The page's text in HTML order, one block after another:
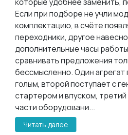
Если при подборе не учли
комплектацию, в счёте
переходники, другое
дополнительные часы
сравнивать предложения
бессмысленно. Один агрегат
голым, второй поступает с
стартером и впуском,
части оборудовани...
Читать далее